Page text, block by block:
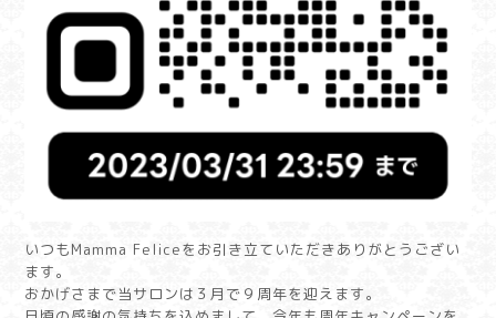
いつもMamma Feliceをお引き立ていただきありがとうござい
ます。
おかげさまで当サロンは３月で９周年を迎えます。